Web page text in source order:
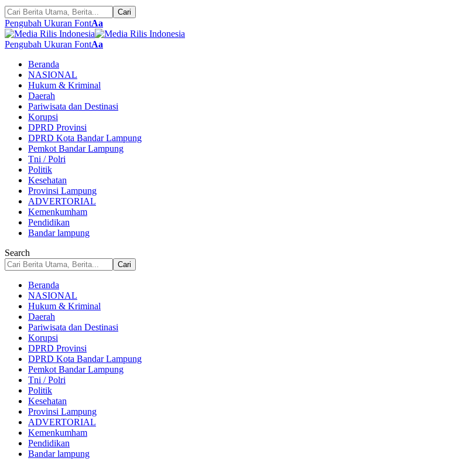
Pengubah Ukuran FontAa
Pengubah Ukuran FontAa
Beranda
NASIONAL
Hukum & Kriminal
Daerah
Pariwisata dan Destinasi
Korupsi
DPRD Provinsi
DPRD Kota Bandar Lampung
Pemkot Bandar Lampung
Tni / Polri
Politik
Kesehatan
Provinsi Lampung
ADVERTORIAL
Kemenkumham
Pendidikan
Bandar lampung
Search
Beranda
NASIONAL
Hukum & Kriminal
Daerah
Pariwisata dan Destinasi
Korupsi
DPRD Provinsi
DPRD Kota Bandar Lampung
Pemkot Bandar Lampung
Tni / Polri
Politik
Kesehatan
Provinsi Lampung
ADVERTORIAL
Kemenkumham
Pendidikan
Bandar lampung